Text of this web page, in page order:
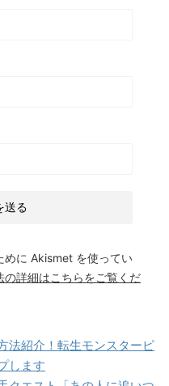
めに Akismet を使ってい
の詳細はこちらをご覧くだ
法紹介！転生モンスターピ
します